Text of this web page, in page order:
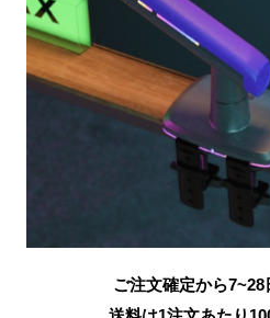
ご注文確定から